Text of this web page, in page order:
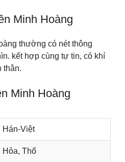
Minh Hoàng
thường có nét thông
kết hợp cùng tự tin, có khí
thân.
Minh Hoàng
Hán-Việt
Hỏa, Thổ